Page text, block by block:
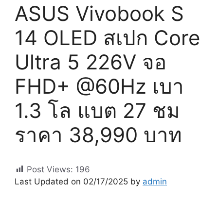
ASUS Vivobook S
14 OLED สเปก Core
Ultra 5 226V จอ
FHD+ @60Hz เบา
1.3 โล แบต 27 ชม
ราคา 38,990 บาท
Post Views: 196
Last Updated on 02/17/2025 by admin